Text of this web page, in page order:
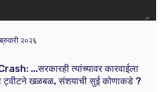
२०२६
...सरकारही त्यांच्यावर कारवाईला
ट्वीटने खळबळ, संशयाची सुई कोणाकडे ?